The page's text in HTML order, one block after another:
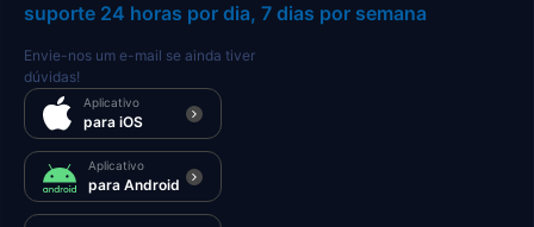
suporte 24 horas por dia, 7 dias por semana
Envie-nos um e-mail se ainda tiver
dúvidas!
Aplicativo
para iOS
Aplicativo
para Android